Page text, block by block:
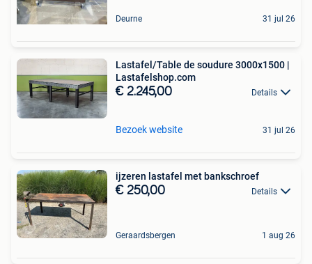
Deurne 31 jul 26
Lastafel/Table de soudure 3000x1500 |
Lastafelshop.com
€ 2.245,00 Details
Bezoek website 31 jul 26
ijzeren lastafel met bankschroef
€ 250,00 Details
Geraardsbergen 1 aug 26